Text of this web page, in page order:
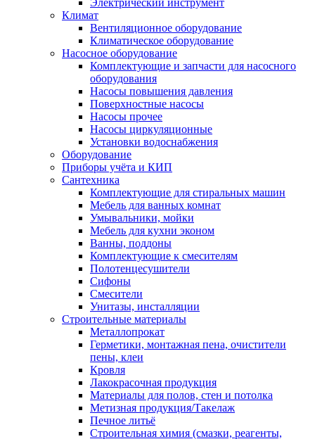
Электрический инструмент
Климат
Вентиляционное оборудование
Климатическое оборудование
Насосное оборудование
Комплектующие и запчасти для насосного
оборудования
Насосы повышения давления
Поверхностные насосы
Насосы прочее
Насосы циркуляционные
Установки водоснабжения
Оборудование
Приборы учёта и КИП
Сантехника
Комплектующие для стиральных машин
Мебель для ванных комнат
Умывальники, мойки
Мебель для кухни эконом
Ванны, поддоны
Комплектующие к смесителям
Полотенцесушители
Сифоны
Смесители
Унитазы, инсталляции
Строительные материалы
Металлопрокат
Герметики, монтажная пена, очистители
пены, клеи
Кровля
Лакокрасочная продукция
Материалы для полов, стен и потолка
Метизная продукция/Такелаж
Печное литьё
Строительная химия (смазки, реагенты,